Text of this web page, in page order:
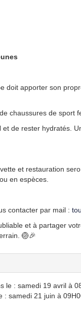
doit apporter son
chaussures de sport
de rester hydratés.
et restauration
en espèces.
contacter par mail :
et à partager
🏐🎉
le : samedi 19 avril à
: samedi 21 juin à